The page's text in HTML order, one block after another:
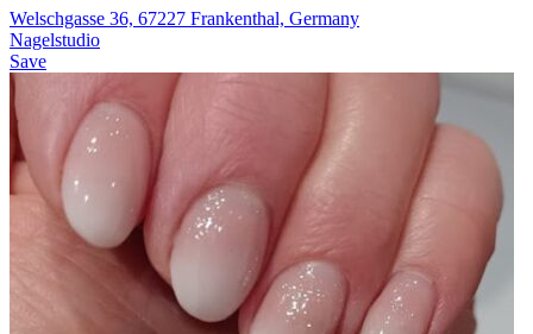
Welschgasse 36, 67227 Frankenthal, Germany
Nagelstudio
Save